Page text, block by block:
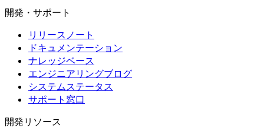
開発・サポート
リリースノート
ドキュメンテーション
ナレッジベース
エンジニアリングブログ
システムステータス
サポート窓口
開発リソース